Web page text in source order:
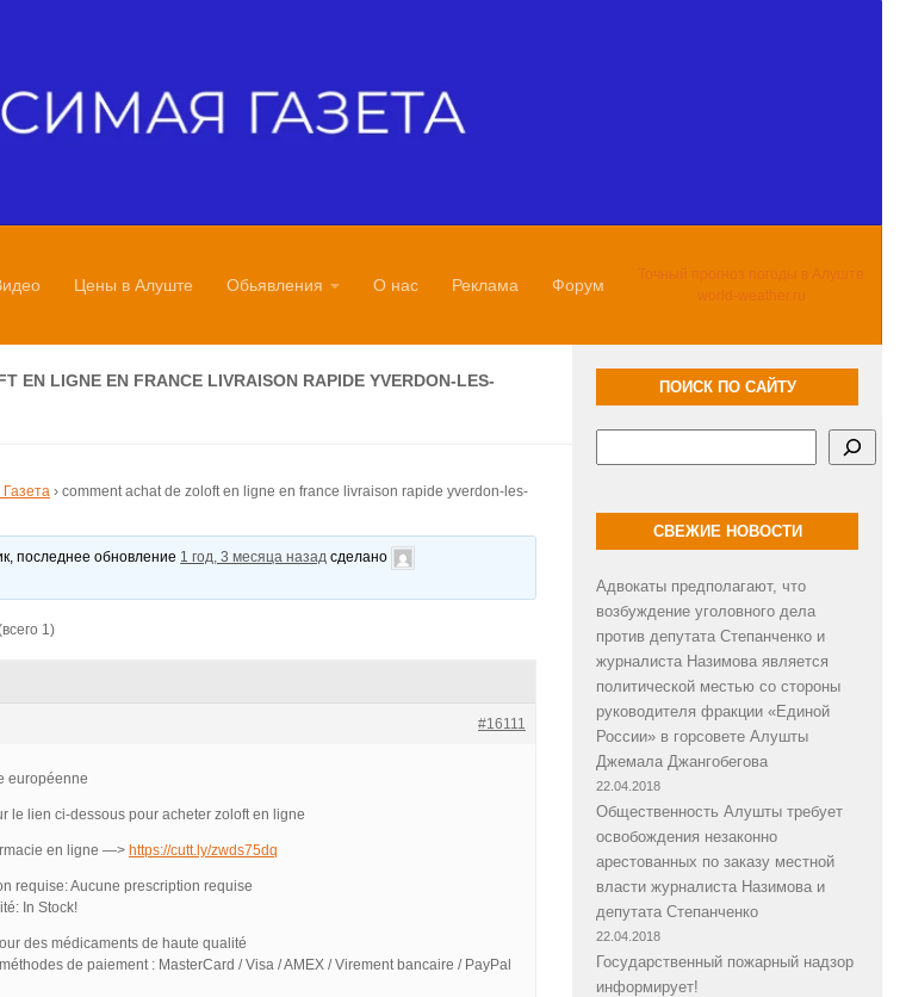
Цены в Алуште Обьявления О нас Реклама Форум
Точный прогноз погоды в Алуште
world-weather.ru
EN LIGNE EN FRANCE LIVRAISON RAPIDE YVERDON-LES-
› comment achat de zoloft en ligne en france livraison rapide yverdon-les-
последнее обновление 1 год, 3 месяца назад сделано
1)
#16111
européenne
le lien ci-dessous pour acheter zoloft en ligne
en ligne —> https://cutt.ly/zwds75dq
requise: Aucune prescription requise
In Stock!
des médicaments de haute qualité
de paiement : MasterCard / Visa / AMEX / Virement bancaire / PayPal
ПОИСК ПО САЙТУ
СВЕЖИЕ НОВОСТИ
Адвокаты предполагают, что
возбуждение уголовного дела
против депутата Степанченко и
журналиста Назимова является
политической местью со стороны
руководителя фракции «Единой
России» в горсовете Алушты
Джемала Джангобегова
22.04.2018
Общественность Алушты требует
освобождения незаконно
арестованных по заказу местной
власти журналиста Назимова и
депутата Степанченко
22.04.2018
Государственный пожарный надзор
информирует!